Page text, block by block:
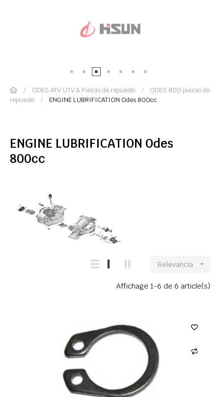
ODES ATV UTV & Piezas de repuesto
ODES 800 piezas de
repuesto
ENGINE LUBRIFICATION Odes 800cc
ENGINE LUBRIFICATION Odes
800cc
Relevancia 
Affichage 1-6 de 6 article(s)